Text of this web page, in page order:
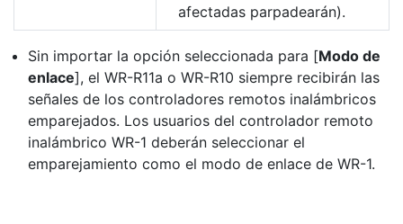
afectadas parpadearán).
Sin importar la opción seleccionada para [Modo de
enlace], el WR-R11a o WR-R10 siempre recibirán las
señales de los controladores remotos inalámbricos
emparejados. Los usuarios del controlador remoto
inalámbrico WR-1 deberán seleccionar el
emparejamiento como el modo de enlace de WR-1.